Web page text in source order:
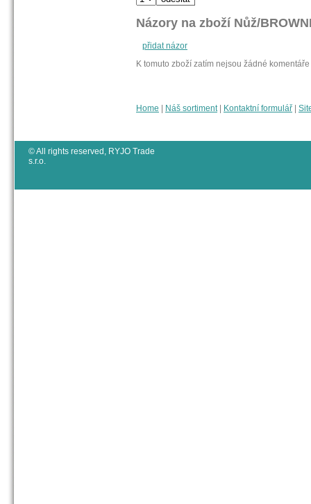
Názory na zboží Nůž/
přidat názor
K tomuto zboží zatím nejsou žádné komentáře
Home | Náš sortiment | Kontaktní formulář |
© All rights reserved, RYJO Trade
s.r.o.